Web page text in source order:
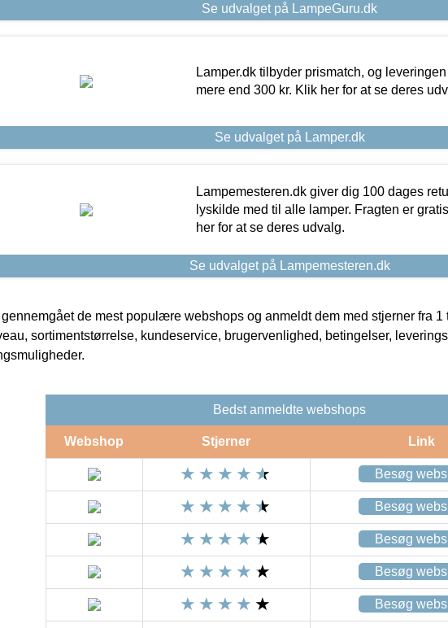
Se udvalget på LampeGuru.dk
Lamper.dk tilbyder prismatch, og
mere end 300 kr. Klik her for at se deres
Se udvalget på Lamper.dk
Lampemesteren.dk giver dig 100 dages
lyskilde med til alle lamper. Fragten er
her for at se deres udvalg.
Se udvalget på Lampemesteren.dk
de mest populære webshops og anmeldt dem med stjerner fra 1
sortimentstørrelse, kundeservice, brugervenlighed, betingelser,
Bedst anmeldte webshops
Webshop Stjerner Link
Besøg
Besøg
Besøg
Besøg
Besøg